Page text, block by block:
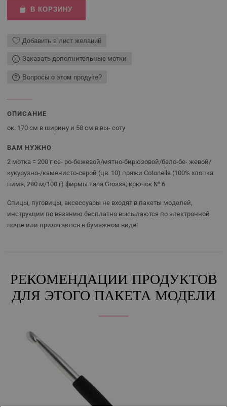
В КОРЗИНУ
Добавить в лист желаний
Заказать дополнительные мотки
Вопросы о этом продуте?
ОПИСАНИЕ
ок. 170 см в ширину и 58 см в вы- соту
ВАМ НУЖНО
2 мотка = 200 г се- ро-бежевой/мятно-бирюзовой/бело-бе- жевой/
кукурузно-/каменисто-серой (цв. 10) пряжи Cotonella (100% хлопка
пима, 280 м/100 г) фирмы Lana Grossa; крючок № 6.
Спицы, пуговицы, аксессуары не входят в пакеты моделей,
инструкции по вязанию бесплатно высылаются по электронной
почте или прилагаются в бумажном виде!
РЕКОМЕНДАЦИИ ПРОДУКТОВ
ДЛЯ ЭТОГО ПАКЕТА МОДЕЛИ